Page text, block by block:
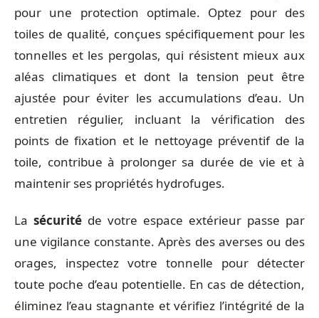
pour une protection optimale. Optez pour des
toiles de qualité, conçues spécifiquement pour les
tonnelles et les pergolas, qui résistent mieux aux
aléas climatiques et dont la tension peut être
ajustée pour éviter les accumulations d’eau. Un
entretien régulier, incluant la vérification des
points de fixation et le nettoyage préventif de la
toile, contribue à prolonger sa durée de vie et à
maintenir ses propriétés hydrofuges.
La sécurité de votre espace extérieur passe par
une vigilance constante. Après des averses ou des
orages, inspectez votre tonnelle pour détecter
toute poche d’eau potentielle. En cas de détection,
éliminez l’eau stagnante et vérifiez l’intégrité de la